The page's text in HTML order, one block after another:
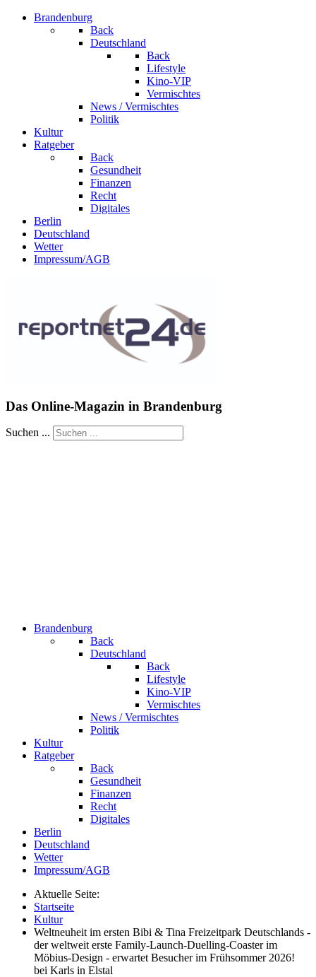
Brandenburg
Back
Deutschland
Back
Lifestyle
Kino-VIP
Vermischtes
News / Vermischtes
Politik
Kultur
Ratgeber
Back
Gesundheit
Finanzen
Recht
Digitales
Berlin
Deutschland
Wetter
Impressum/AGB
Das Online-Magazin in Brandenburg
Suchen ...
Brandenburg
Back
Deutschland
Back
Lifestyle
Kino-VIP
Vermischtes
News / Vermischtes
Politik
Kultur
Ratgeber
Back
Gesundheit
Finanzen
Recht
Digitales
Berlin
Deutschland
Wetter
Impressum/AGB
Aktuelle Seite:
Startseite
Kultur
Weltneuheit im ersten Bibi & Tina Freizeitpark Deutschlands -
der weltweit erste Family-Launch-Duelling-Coaster im
Möbius-Design - erwartet Besucher im Frühsommer 2026!
bei Karls in Elstal